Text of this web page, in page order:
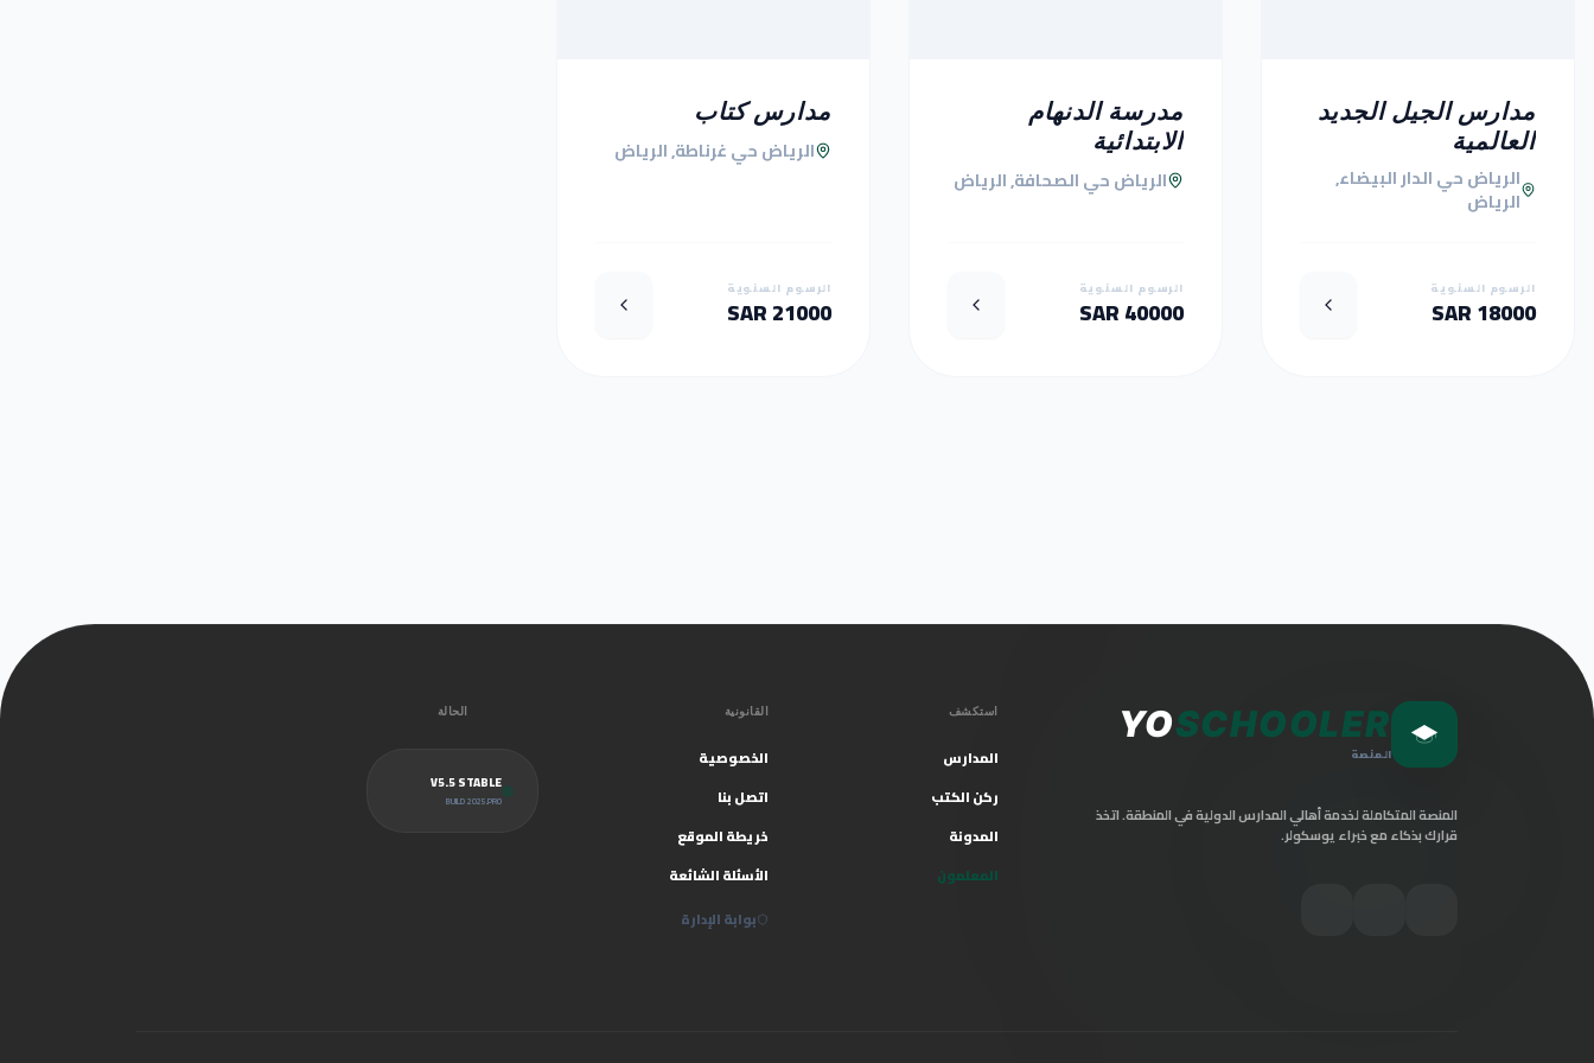
مدارس الجيل الجديد
العالمية
الرياض حي الدار البيضاء,
الرياض
الرسوم السنوية
18000 SAR
مدرسة الدنهام
الابتدائية
الرياض حي الصحافة, الرياض
الرسوم السنوية
40000 SAR
مدارس كتاب
الرياض حي غرناطة, الرياض
الرسوم السنوية
21000 SAR
YOSCHOOLER
المنصة
المنصة المتكاملة لخدمة أهالي المدارس الدولية في المنطقة. اتخذ
قرارك بذكاء مع خبراء يوسكولر.
استكشف
المدارس
ركن الكتب
المدونة
المعلمون
القانونية
الخصوصية
اتصل بنا
خريطة الموقع
الأسئلة الشائعة
بوابة الإدارة
الحالة
V5.5 STABLE
BUILD 2025.PRO